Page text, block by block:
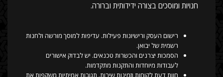
חנויות ומוסכים בצורה ידידותית וברורה.
רישום העסק ורישיונות פעילות. עדיפות למוסך מורשה ולחנות
רשמית של יבואן.
הסמכות יצרנים והכשרות טכנאים. יש לבדוק אישורים
לעבודות מיוחדות והתקנות מתקדמות.
חוות דעת לקוחות וזמינות שירות. תגובות אמיתיות משקפות את